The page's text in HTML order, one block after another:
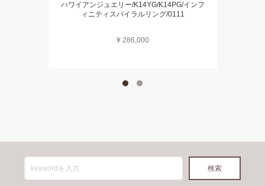
ハワイアンジュエリー/K14YG/K14PG/インフ
ィニティスパイラルリング/0111
¥ 286,000